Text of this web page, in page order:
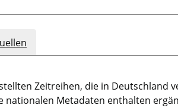
Zeitreihen, die in Deutschland
nationalen Metadaten enthalten